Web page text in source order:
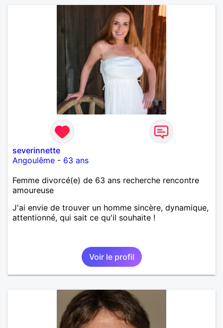
severinnette
Angoulême - 63 ans
Femme divorcé(e) de 63 ans recherche rencontre
amoureuse
J'ai envie de trouver un homme sincère, dynamique,
attentionné, qui sait ce qu'il souhaite !
Voir le profil